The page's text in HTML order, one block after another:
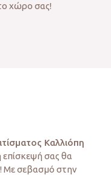
χώρο σας!
Καλλιόπη
επίσκεψή σας θα
Με σεβασμό στην